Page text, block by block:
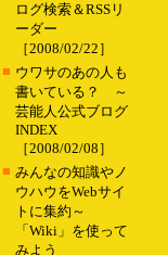
ログ検索＆RSSリ
ーダー
［2008/02/22］
■ ウワサのあの人も
書いている？ ～
芸能人公式ブログ
INDEX
［2008/02/08］
■ みんなの知識やノ
ウハウをWebサイ
トに集約～
「Wiki」を使って
みよう